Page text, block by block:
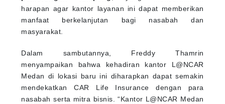
harapan agar kantor layanan ini dapat memberikan
manfaat berkelanjutan bagi nasabah dan
masyarakat.
Dalam sambutannya, Freddy Thamrin
menyampaikan bahwa kehadiran kantor L@NCAR
Medan di lokasi baru ini diharapkan dapat semakin
mendekatkan CAR Life Insurance dengan para
nasabah serta mitra bisnis. “Kantor L@NCAR Medan